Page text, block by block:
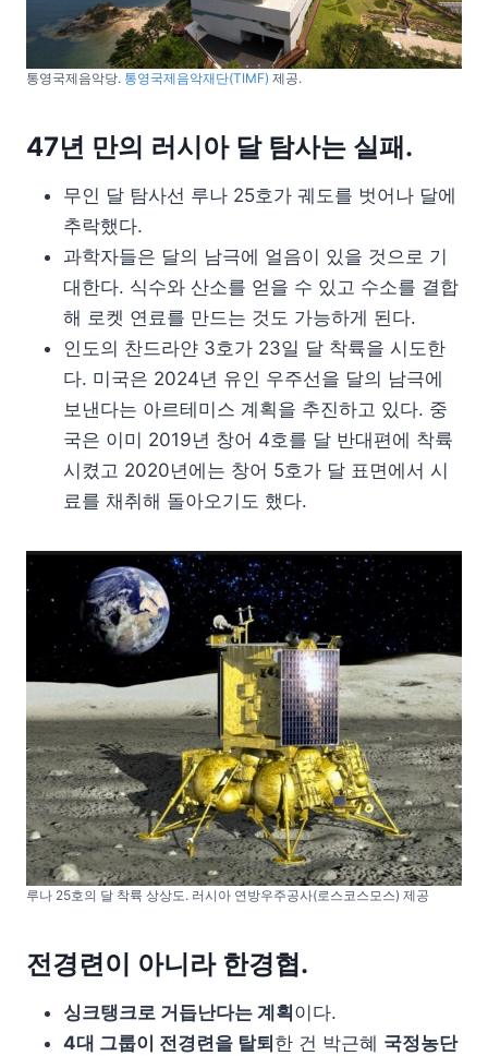
통영국제음악당. 통영국제음악재단(TIMF) 제공.
47년 만의 러시아 달 탐사는 실패.
무인 달 탐사선 루나 25호가 궤도를 벗어나 달에
추락했다.
과학자들은 달의 남극에 얼음이 있을 것으로 기
대한다. 식수와 산소를 얻을 수 있고 수소를 결합
해 로켓 연료를 만드는 것도 가능하게 된다.
인도의 찬드라얀 3호가 23일 달 착륙을 시도한
다. 미국은 2024년 유인 우주선을 달의 남극에
보낸다는 아르테미스 계획을 추진하고 있다. 중
국은 이미 2019년 창어 4호를 달 반대편에 착륙
시켰고 2020년에는 창어 5호가 달 표면에서 시
료를 채취해 돌아오기도 했다.
루나 25호의 달 착륙 상상도. 러시아 연방우주공사(로스코스모스) 제공
전경련이 아니라 한경협.
싱크탱크로 거듭난다는 계획 이다.
4대 그룹이 전경련을 탈퇴 한 건 박근혜 국정농단